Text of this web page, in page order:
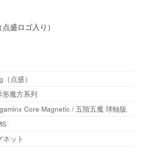
盛ロゴ入り）
点盛）
形魔方系列
Core Magnetic / 五階五魔 球軸版
ネット